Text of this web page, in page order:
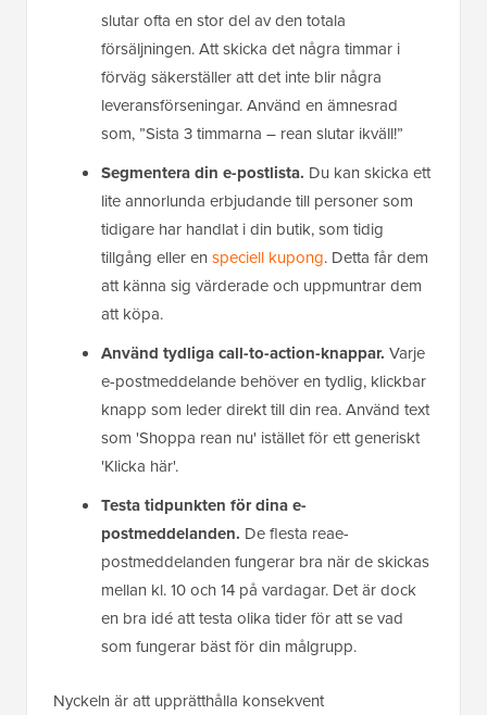
slutar ofta en stor del av den totala
försäljningen. Att skicka det några timmar i
förväg säkerställer att det inte blir några
leveransförseningar. Använd en ämnesrad
som, ”Sista 3 timmarna – rean slutar ikväll!”
Segmentera din e-postlista. Du kan skicka ett
lite annorlunda erbjudande till personer som
tidigare har handlat i din butik, som tidig
tillgång eller en speciell kupong. Detta får dem
att känna sig värderade och uppmuntrar dem
att köpa.
Använd tydliga call-to-action-knappar. Varje
e-postmeddelande behöver en tydlig, klickbar
knapp som leder direkt till din rea. Använd text
som 'Shoppa rean nu' istället för ett generiskt
'Klicka här'.
Testa tidpunkten för dina e-
postmeddelanden. De flesta reae-
postmeddelanden fungerar bra när de skickas
mellan kl. 10 och 14 på vardagar. Det är dock
en bra idé att testa olika tider för att se vad
som fungerar bäst för din målgrupp.
Nyckeln är att upprätthålla konsekvent